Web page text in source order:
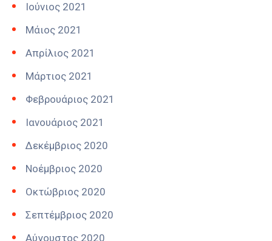
Ιούνιος 2021
Μάιος 2021
Απρίλιος 2021
Μάρτιος 2021
Φεβρουάριος 2021
Ιανουάριος 2021
Δεκέμβριος 2020
Νοέμβριος 2020
Οκτώβριος 2020
Σεπτέμβριος 2020
Αύγουστος 2020